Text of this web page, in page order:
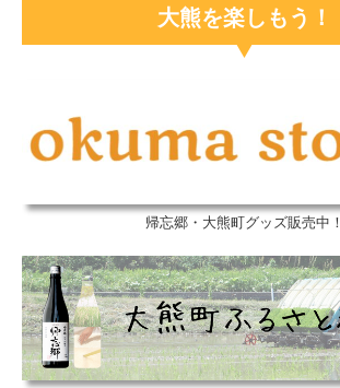
大熊を楽しもう！
帰忘郷・大熊町グッズ販売中！